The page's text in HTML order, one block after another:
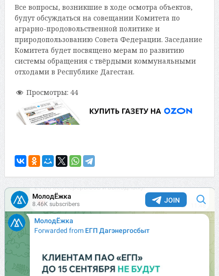
Все вопросы, возникшие в ходе осмотра объектов,
будут обсуждаться на совещании Комитета по
аграрно-продовольственной политике и
природопользованию Совета Федерации. Заседание
Комитета будет посвящено мерам по развитию
системы обращения с твёрдыми коммунальными
отходами в Республике Дагестан.
Просмотры: 44